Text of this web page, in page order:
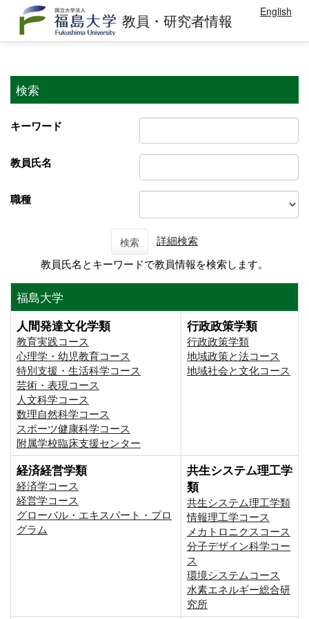
教員・研究者情報 English
検索
キーワード
教員氏名
職種
検索
詳細検索
教員氏名とキーワードで教員情報を検索します。
福島大学
人間発達文化学類
教育実践コース
心理学・幼児教育コース
特別支援・生活科学コース
芸術・表現コース
人文科学コース
数理自然科学コース
スポーツ健康科学コース
附属学校臨床支援センター
行政政策学類
行政政策学類
地域政策と法コース
地域社会と文化コース
経済経営学類
経済学コース
経営学コース
グローバル・エキスパート・プロ
グラム
共生システム理工学
類
共生システム理工学類
情報理工学コース
メカトロニクスコース
分子デザイン科学コー
ス
環境システムコース
⽔素エネルギー総合研
究所